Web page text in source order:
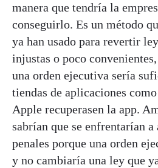
manera que tendría la
conseguirlo. Es un método
ya han usado para revertir
injustas o poco
una orden ejecutiva sería
tiendas de aplicaciones
Apple recuperasen la app.
sabrían que se enfrentarían
penales porque una orden
y no cambiaría una ley que